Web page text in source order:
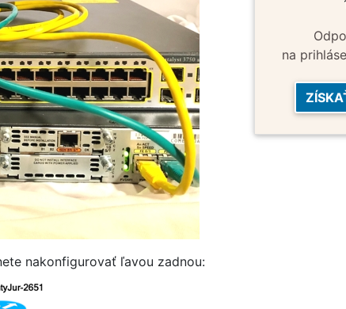
nakonfigurovať ľavou zadnou:
na